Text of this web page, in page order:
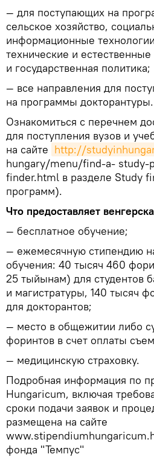
— для поступающих на
сельское хозяйство,
информационные
технические и
и государственная политика;
— все направления для
на программы докторантуры.
Ознакомиться с перечнем
для поступления вузов и
на сайте http://
hungary/menu/find-a- study-
finder.html в разделе Study
программ).
Что предоставляет
— бесплатное обучение;
— ежемесячную стипендию
обучения: 40 тысяч 460
25 тыйынам) для студентов
и магистратуры, 140 тысяч
для докторантов;
— место в общежитии либо
форинтов в счет оплаты
— медицинскую страховку.
Подробная информация по
Hungaricum, включая
сроки подачи заявок и
размещена на сайте
фонда "Темпус"